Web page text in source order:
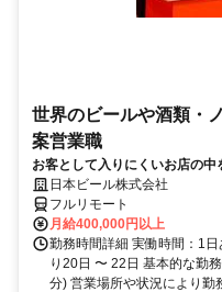
世界のビールや酒類・
案営業職
お客として入りにくいお店の中
日本ビール株式会社
フルリモート
月給400,000円以上
勤務時間詳細 実働時間：1
り20日 〜 22日 基本的な勤
分) 営業場所や状況により勤